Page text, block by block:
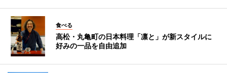
食べる
高松・丸亀町の日本料理「凛と」が新スタイルに
好みの一品を自由追加